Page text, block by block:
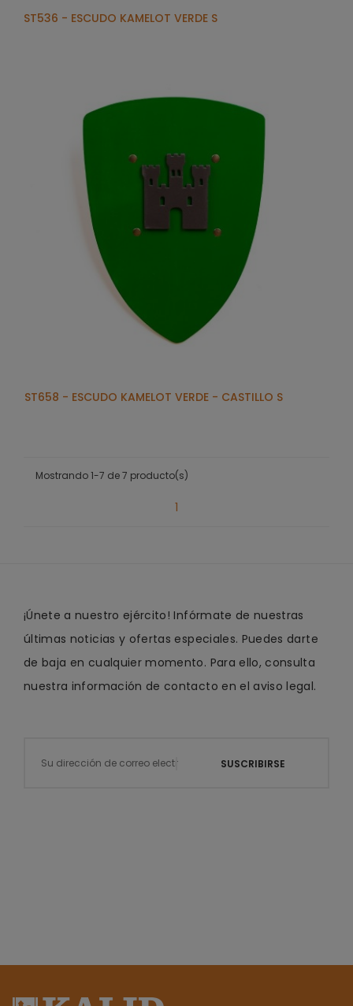
ST536 - ESCUDO KAMELOT VERDE S
ST658 - ESCUDO KAMELOT VERDE - CASTILLO S
Mostrando 1-7 de 7 producto(s)
1
¡Únete a nuestro ejército! Infórmate de nuestras
últimas noticias y ofertas especiales. Puedes darte
de baja en cualquier momento. Para ello, consulta
nuestra información de contacto en el aviso legal.
SUSCRIBIRSE